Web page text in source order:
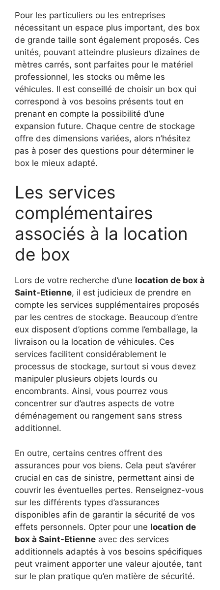
Pour les particuliers ou les entreprises
nécessitant un espace plus important, des box
de grande taille sont également proposés. Ces
unités, pouvant atteindre plusieurs dizaines de
mètres carrés, sont parfaites pour le matériel
professionnel, les stocks ou même les
véhicules. Il est conseillé de choisir un box qui
correspond à vos besoins présents tout en
prenant en compte la possibilité d’une
expansion future. Chaque centre de stockage
offre des dimensions variées, alors n’hésitez
pas à poser des questions pour déterminer le
box le mieux adapté.
Les services
complémentaires
associés à la location
de box
Lors de votre recherche d’une location de box à
Saint-Etienne, il est judicieux de prendre en
compte les services supplémentaires proposés
par les centres de stockage. Beaucoup d’entre
eux disposent d’options comme l’emballage, la
livraison ou la location de véhicules. Ces
services facilitent considérablement le
processus de stockage, surtout si vous devez
manipuler plusieurs objets lourds ou
encombrants. Ainsi, vous pourrez vous
concentrer sur d’autres aspects de votre
déménagement ou rangement sans stress
additionnel.
En outre, certains centres offrent des
assurances pour vos biens. Cela peut s’avérer
crucial en cas de sinistre, permettant ainsi de
couvrir les éventuelles pertes. Renseignez-vous
sur les différents types d’assurances
disponibles afin de garantir la sécurité de vos
effets personnels. Opter pour une location de
box à Saint-Etienne avec des services
additionnels adaptés à vos besoins spécifiques
peut vraiment apporter une valeur ajoutée, tant
sur le plan pratique qu’en matière de sécurité.